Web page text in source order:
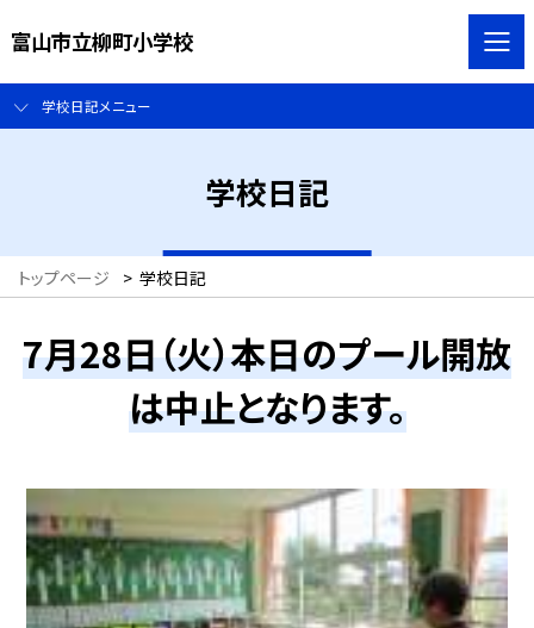
富山市立柳町小学校
学校日記メニュー
学校日記
トップページ > 学校日記
7月28日（火）本日のプール開放
は中止となります。